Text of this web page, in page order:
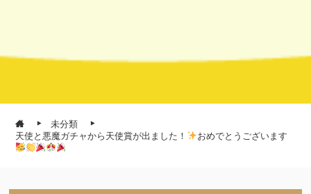
未分類
天使と悪魔ガチャから天使賞が出ました！
おめでとうございます